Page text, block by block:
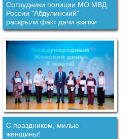
Сотрудники полиции МО МВД
России "Абдулинский"
раскрыли факт дачи взятки
должностному лицу.
С праздником, милые
женщины!